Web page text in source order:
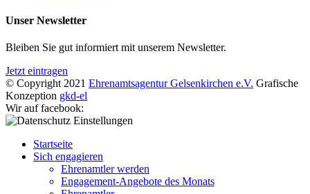
Unser Newsletter
Bleiben Sie gut informiert mit unserem Newsletter.
Jetzt eintragen
© Copyright 2021 Ehrenamtsagentur Gelsenkirchen e.V. Grafische
Konzeption gkd-el
Wir auf facebook:
Startseite
Sich engagieren
Ehrenamtler werden
Engagement-Angebote des Monats